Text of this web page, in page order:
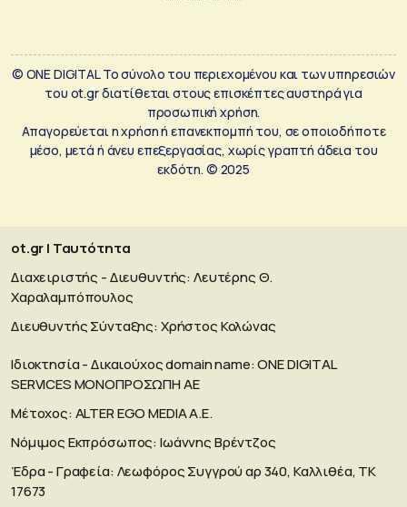
© ONE DIGITAL Το σύνολο του περιεχομένου και των υπηρεσιών
του ot.gr διατίθεται στους επισκέπτες αυστηρά για
προσωπική χρήση.
Απαγορεύεται η χρήση ή επανεκπομπή του, σε οποιοδήποτε
μέσο, μετά ή άνευ επεξεργασίας, χωρίς γραπτή άδεια του
εκδότη. © 2025
ot.gr | Ταυτότητα
Διαχειριστής - Διευθυντής: Λευτέρης Θ.
Χαραλαμπόπουλος
Διευθυντής Σύνταξης: Χρήστος Κολώνας
Ιδιοκτησία - Δικαιούχος domain name: ΟΝΕ DIGITAL
SERVICES MONOΠΡΟΣΩΠΗ ΑΕ
Μέτοχος: ALTER EGO MEDIA A.E.
Νόμιμος Εκπρόσωπος: Ιωάννης Βρέντζος
Έδρα - Γραφεία: Λεωφόρος Συγγρού αρ 340, Καλλιθέα, ΤΚ
17673